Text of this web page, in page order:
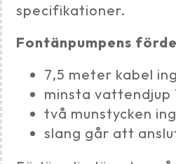
specifikationer.
Fontänpumpens
7,5 meter kabel
minsta vattendjup
två munstycken
slang går att